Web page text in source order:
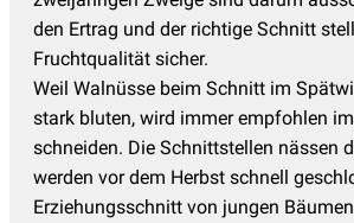
den Ertrag und der richtige Schnitt
Fruchtqualität sicher.
Weil Walnüsse beim Schnitt im
stark bluten, wird immer empfohlen
schneiden. Die Schnittstellen nässen
werden vor dem Herbst schnell
Erziehungsschnitt von jungen